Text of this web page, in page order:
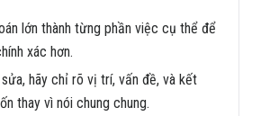
lớn thành từng phần việc cụ thể để
xác hơn.
sửa, hãy chỉ rõ vị trí, vấn đề, và kết
thay vì nói chung chung.